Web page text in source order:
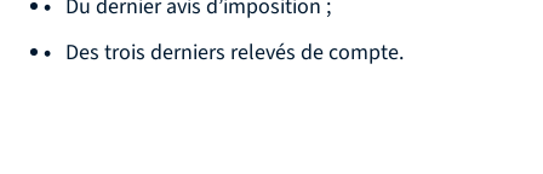
Du dernier avis d’imposition ;
Des trois derniers relevés de compte.